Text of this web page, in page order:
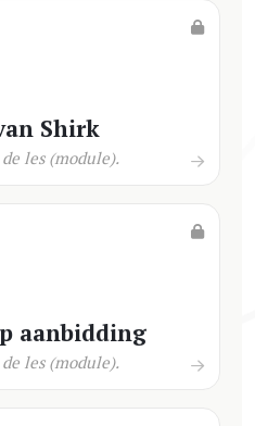
Shirk
les (module).
aanbidding
les (module).